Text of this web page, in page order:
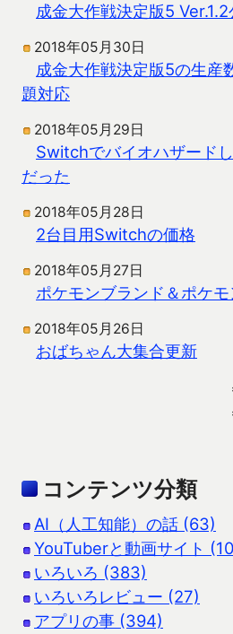
成金大作戦決定版5 Ver.1.2
2018年05月30日
成金大作戦決定版5の生産
題対応
2018年05月29日
Switchでバイオハザード
だった
2018年05月28日
2台目用Switchの価格
2018年05月27日
ポケモンブランド＆ポケ
2018年05月26日
おばちゃん大集合更新
コンテンツ分類
AI（人工知能）の話 (63)
YouTuberと動画サイト
いろいろ (383)
いろいろレビュー (27)
アプリの事 (394)